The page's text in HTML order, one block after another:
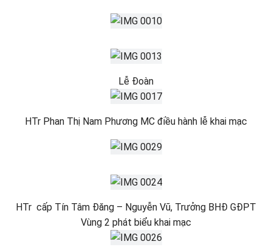
Lễ Đoàn
HTr Phan Thị Nam Phương MC điều hành lễ khai mạc
HTr cấp Tín Tâm Đăng – Nguyễn Vũ, Trưởng BHĐ GĐPT
Vùng 2 phát biểu khai mạc